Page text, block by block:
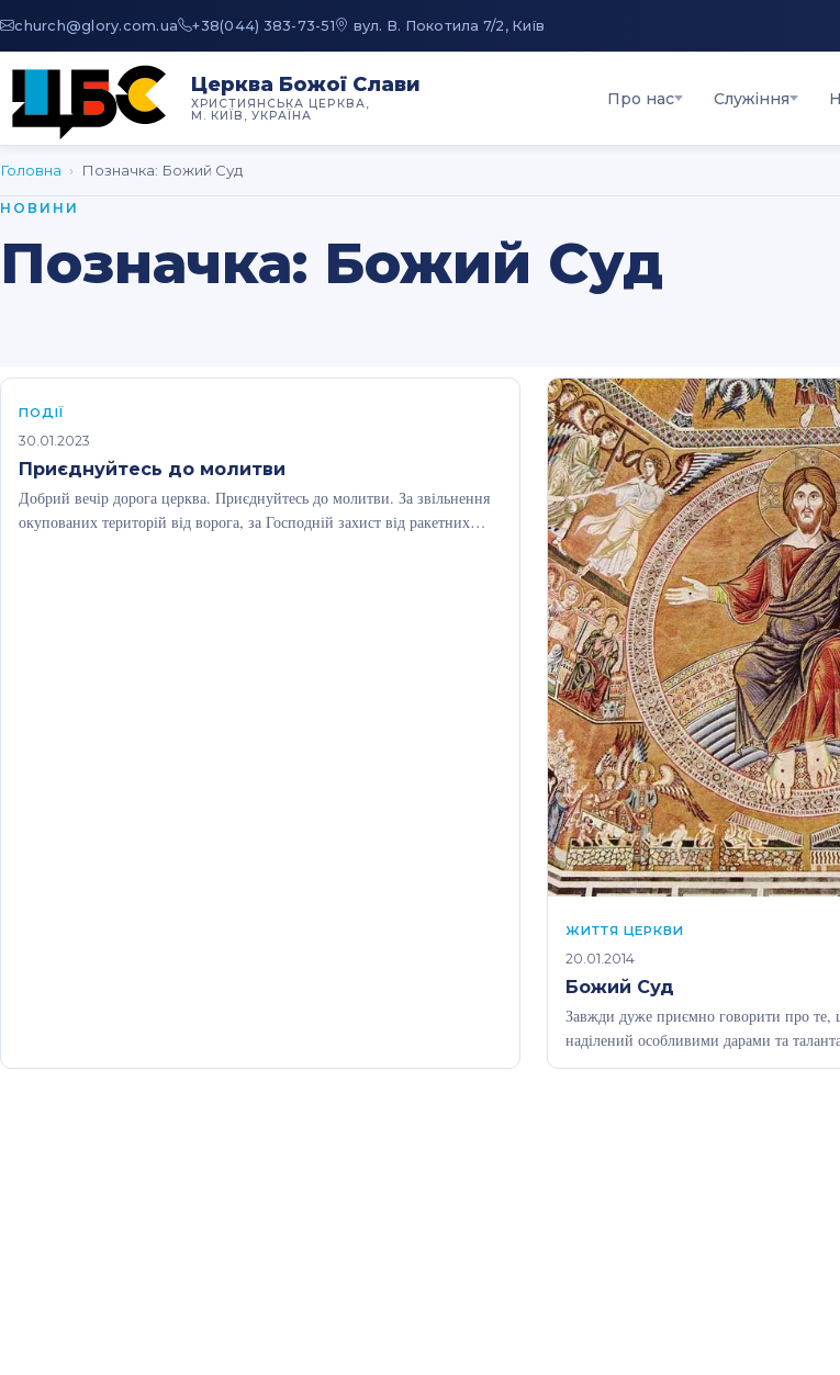
au.moc.yrolg@hcruhc +38(044) 383-73-51 вул. В. Покотила 7/2, Київ
Церква Божої Слави
ХРИСТИЯНСЬКА ЦЕРКВА,
М. КИЇВ, УКРАЇНА
Про нас Служіння
Головна › Позначка: Божий Суд
НОВИНИ
Позначка: Божий Суд
ПОДІЇ
30.01.2023
Приєднуйтесь до молитви
Добрий вечір дорога церква. Приєднуйтесь до молитви. За звільнення
окупованих територій від ворога, за Господній захист від ракетних
ЖИТТЯ ЦЕРКВИ
20.01.2014
Божий Суд
Завжди дуже приємно говорити про те,
наділений особливими дарами та